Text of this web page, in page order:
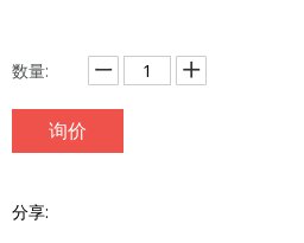
数量:
询价
分享: